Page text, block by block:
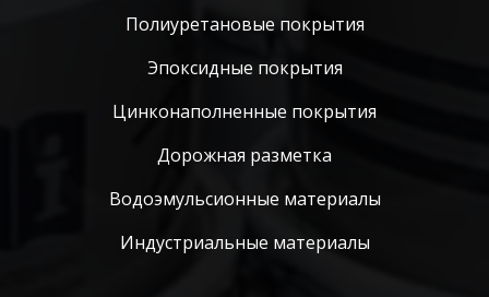
Полиуретановые покрытия
Эпоксидные покрытия
Цинконаполненные покрытия
Дорожная разметка
Водоэмульсионные материалы
Индустриальные материалы